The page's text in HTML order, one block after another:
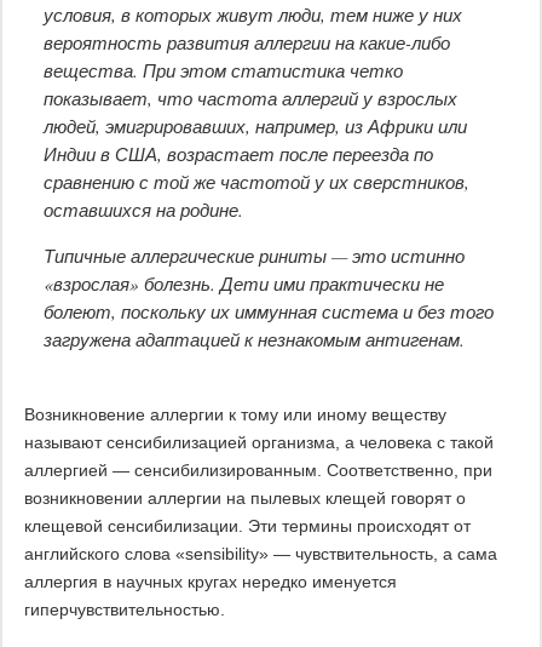
условия, в которых живут люди, тем ниже у них
вероятность развития аллергии на какие-либо
вещества. При этом статистика четко
показывает, что частота аллергий у взрослых
людей, эмигрировавших, например, из Африки или
Индии в США, возрастает после переезда по
сравнению с той же частотой у их сверстников,
оставшихся на родине.
Типичные аллергические риниты — это истинно
«взрослая» болезнь. Дети ими практически не
болеют, поскольку их иммунная система и без того
загружена адаптацией к незнакомым антигенам.
Возникновение аллергии к тому или иному веществу
называют сенсибилизацией организма, а человека с такой
аллергией — сенсибилизированным. Соответственно, при
возникновении аллергии на пылевых клещей говорят о
клещевой сенсибилизации. Эти термины происходят от
английского слова «sensibility» — чувствительность, а сама
аллергия в научных кругах нередко именуется
гиперчувствительностью.